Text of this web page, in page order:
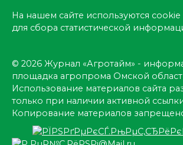
На нашем сайте используются cookie
для сбора статистической
© 2026 Журнал «Агротайм» -
площадка агропрома Омской
Использование материалов сайта
только при наличии активной
Копирование материалов